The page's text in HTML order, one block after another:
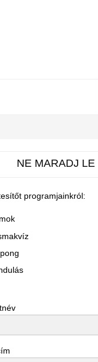
NE MARADJ LE
programjainkról: